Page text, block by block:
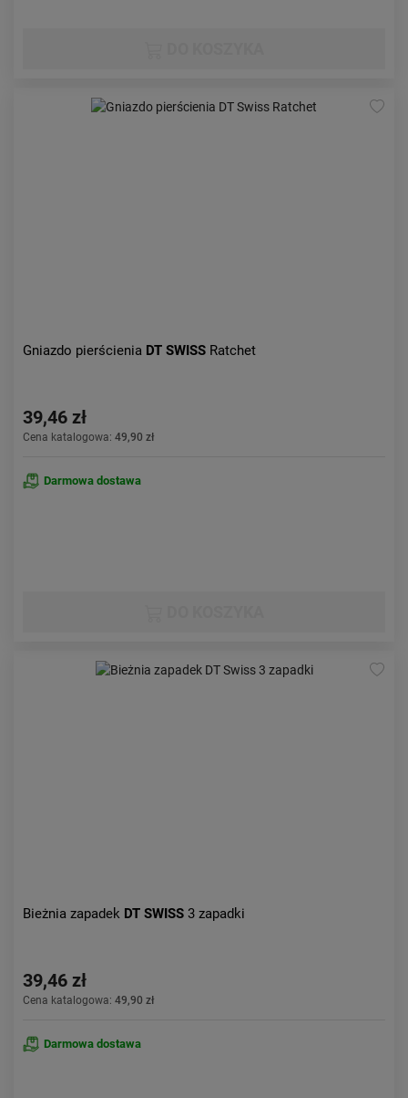
Gniazdo pierścienia DT SWISS Ratchet
39,46 zł
Cena katalogowa: 49,90 zł
Darmowa dostawa
Bieżnia zapadek DT SWISS 3 zapadki
39,46 zł
Cena katalogowa: 49,90 zł
Darmowa dostawa